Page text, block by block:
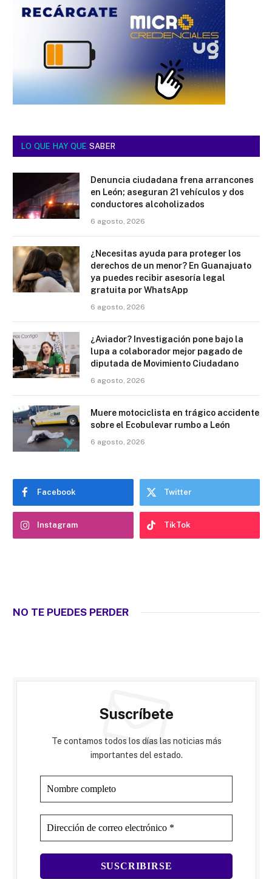
LO QUE HAY QUE SABER
Denuncia ciudadana frena arrancones
en León; aseguran 21 vehículos y dos
conductores alcoholizados
6 agosto, 2026
¿Necesitas ayuda para proteger los
derechos de un menor? En Guanajuato
ya puedes recibir asesoría legal
gratuita por WhatsApp
6 agosto, 2026
¿Aviador? Investigación pone bajo la
lupa a colaborador mejor pagado de
diputada de Movimiento Ciudadano
6 agosto, 2026
Muere motociclista en trágico accidente
sobre el Ecobulevar rumbo a León
6 agosto, 2026
Facebook Twitter
Instagram TikTok
NO TE PUEDES PERDER
Suscríbete
Te contamos todos los días las noticias más
importantes del estado.